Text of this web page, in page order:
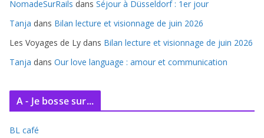
e
s
NomadeSurRails dans Séjour à Düsseldorf : 1er jour
Tanja dans Bilan lecture et visionnage de juin 2026
Les Voyages de Ly dans Bilan lecture et visionnage de juin 2026
Tanja dans Our love language : amour et communication
A - Je bosse sur...
BL café